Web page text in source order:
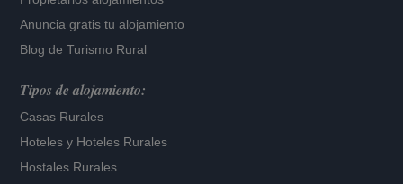
Anuncia gratis tu alojamiento
Blog de Turismo Rural
Tipos de alojamiento:
Casas Rurales
Hoteles y Hoteles Rurales
Hostales Rurales